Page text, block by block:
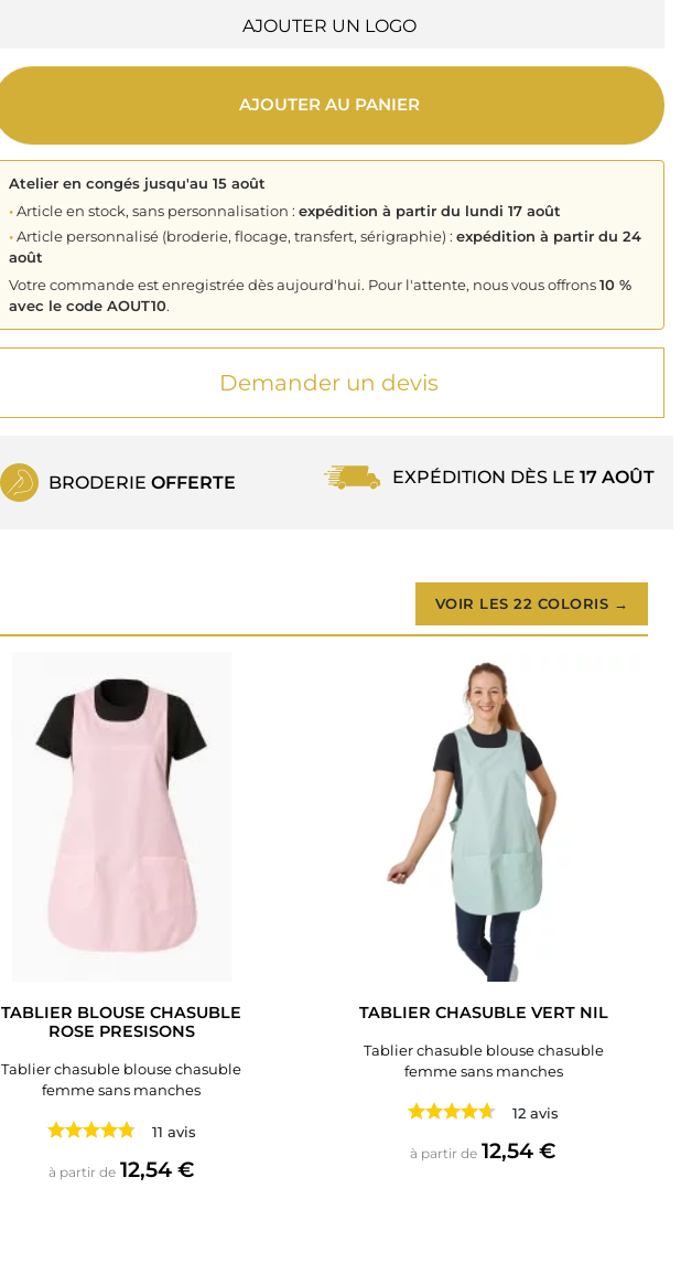
AJOUTER UN LOGO
AJOUTER AU PANIER
Atelier en congés jusqu'au 15 août
•Article en stock, sans personnalisation : expédition à partir du lundi 17 août
•Article personnalisé (broderie, flocage, transfert, sérigraphie) : expédition à partir du 24
août
Votre commande est enregistrée dès aujourd'hui. Pour l'attente, nous vous offrons10 %
avec le code AOUT10.
Demander un devis
BRODERIE OFFERTE EXPÉDITION DÈS LE 17 AOÛT
VOIR LES 22 COLORIS →
TABLIER BLOUSE CHASUBLE
ROSE PRESISONS
Tablier chasuble blouse chasuble
femme sans manches
11 avis
à partir de Prix
12,54 €
TABLIER CHASUBLE VERT NIL
Tablier chasuble blouse chasuble
femme sans manches
12 avis
à partir de Prix
12,54 €